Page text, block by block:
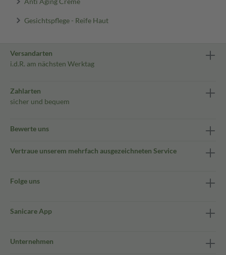
Gesichtspflege - Reife Haut
Versandarten
i.d.R. am nächsten Werktag
Zahlarten
sicher und bequem
Bewerte uns
Vertraue unserem mehrfach ausgezeichneten Service
Folge uns
Sanicare App
Unternehmen